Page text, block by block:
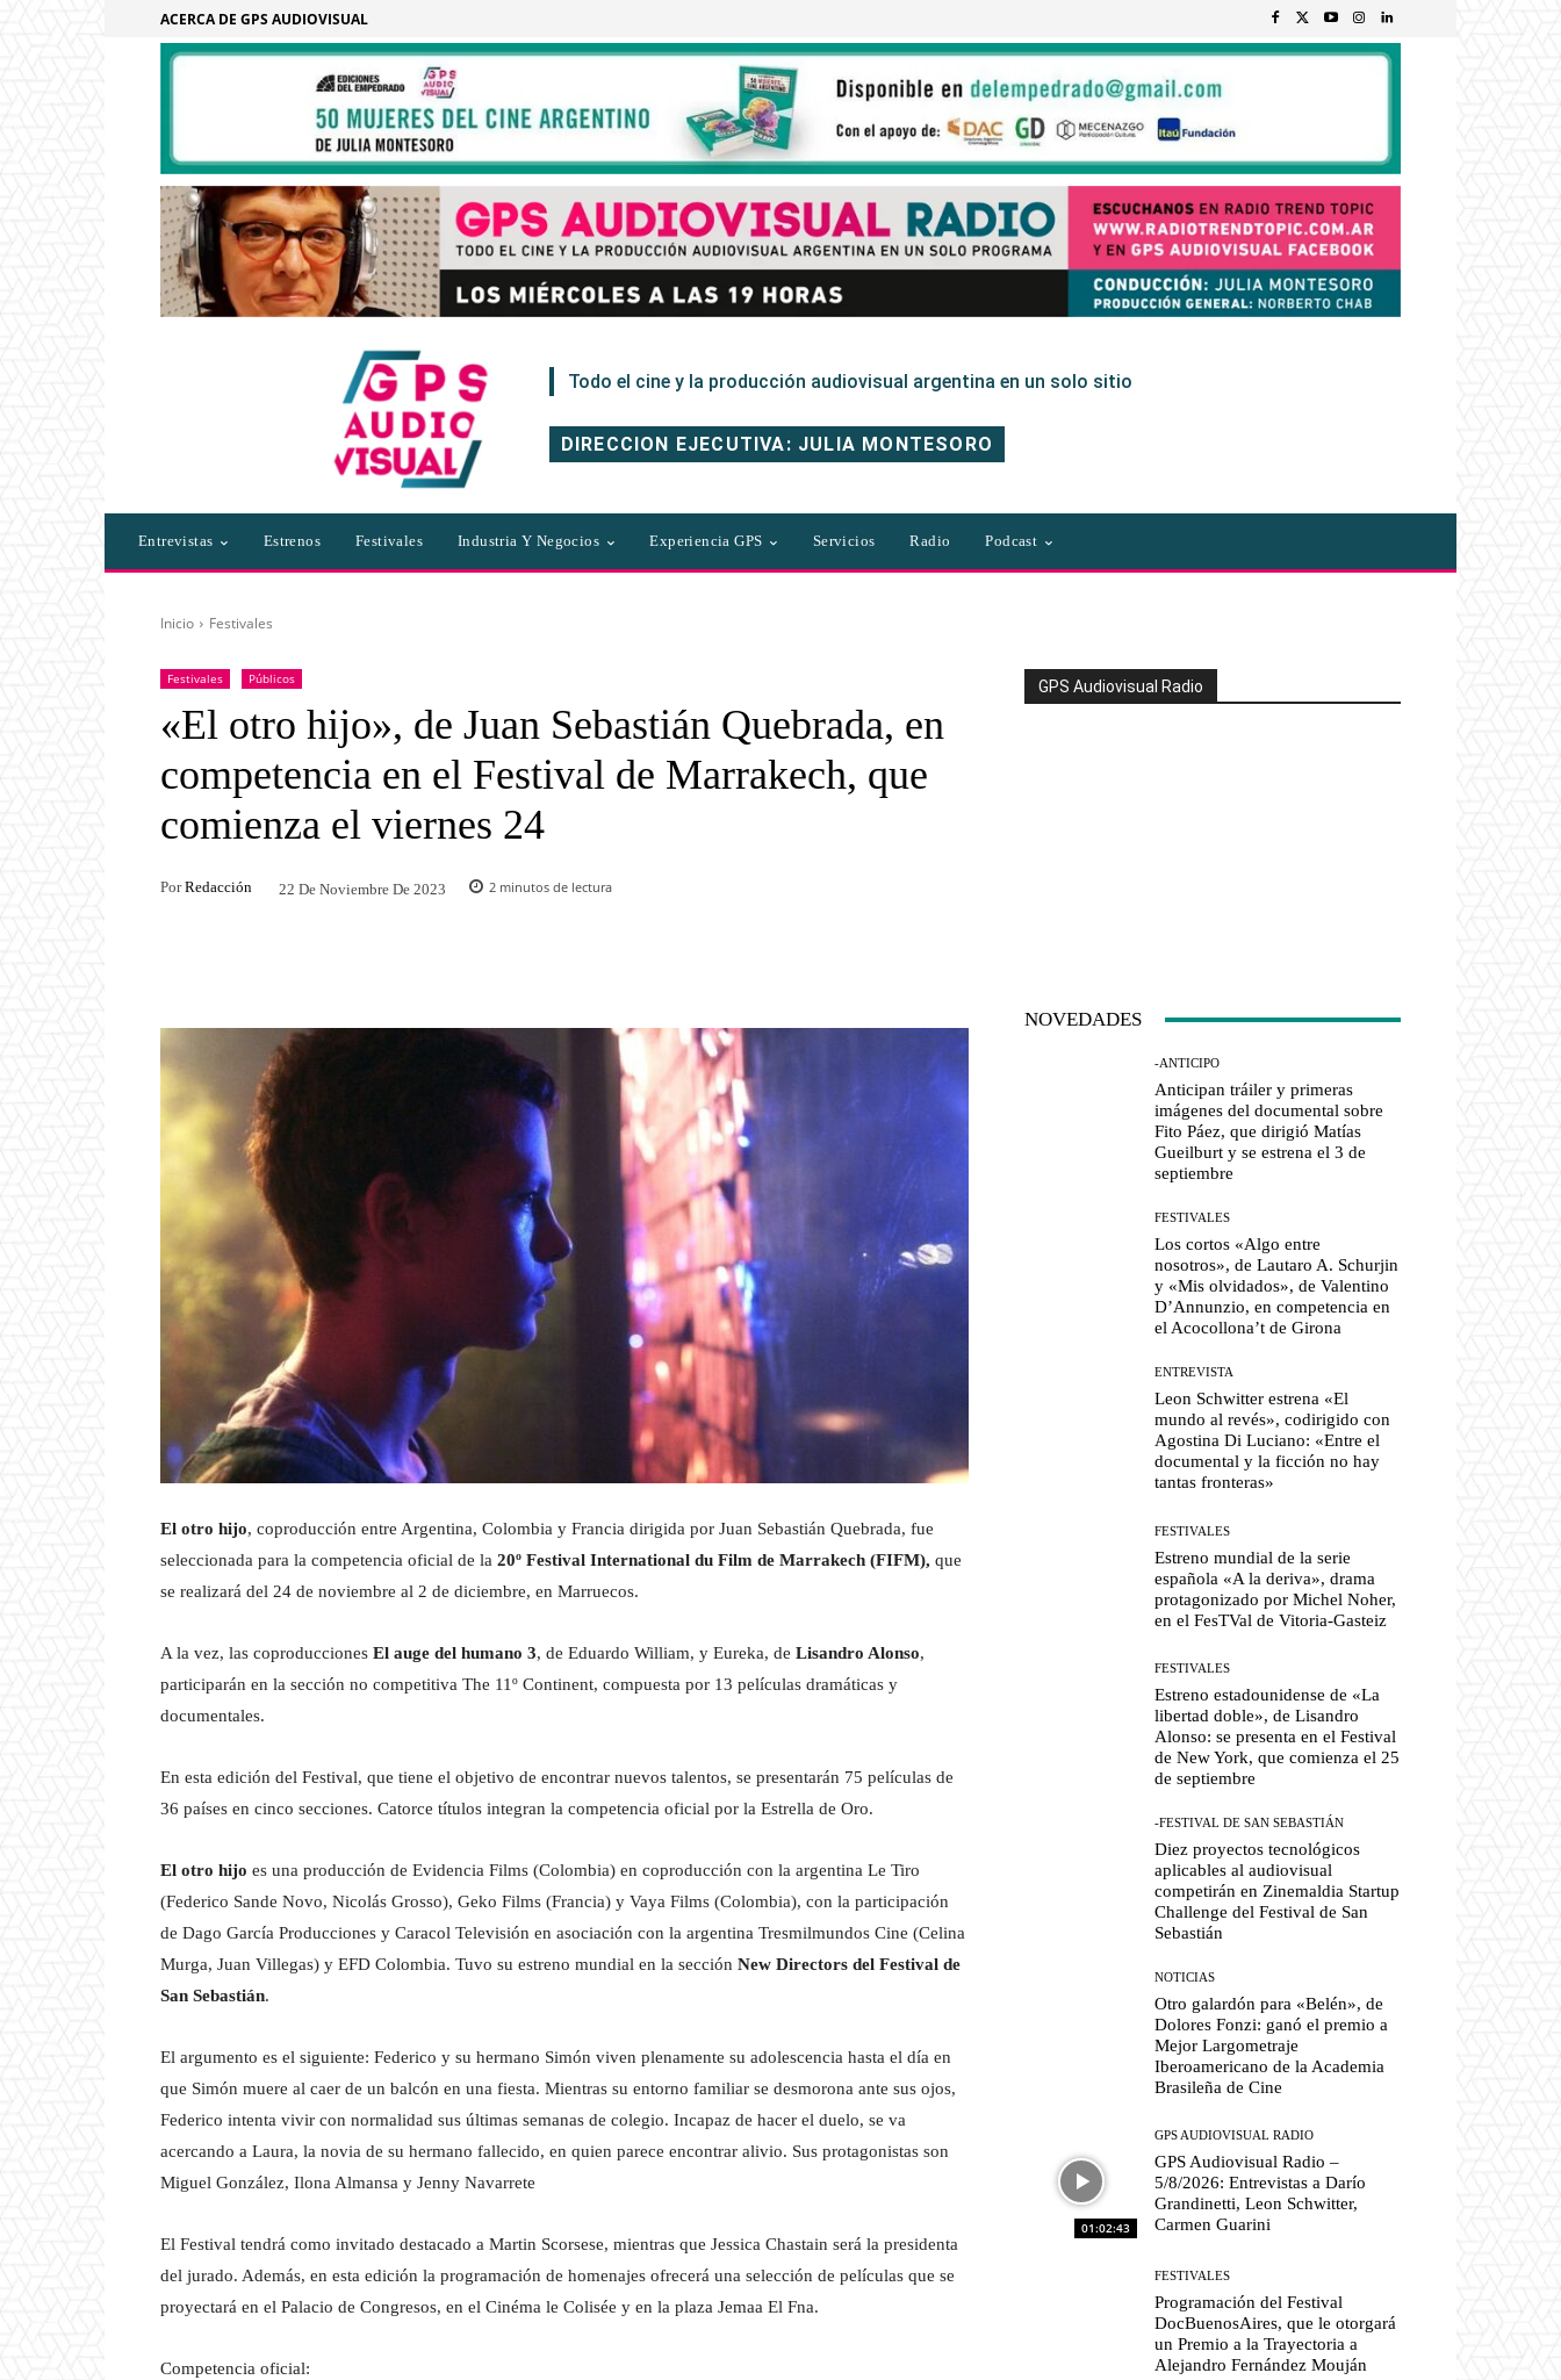
ACERCA DE GPS AUDIOVISUAL
Todo el cine y la producción audiovisual argentina en un solo sitio
DIRECCION EJECUTIVA: JULIA MONTESORO
Entrevistas Estrenos Festivales Industria Y Negocios Experiencia GPS Servicios Radio Podcast
Inicio Festivales
Festivales Públicos
«El otro hijo», de Juan Sebastián Quebrada, en
competencia en el Festival de Marrakech, que
comienza el viernes 24
Por Redacción 22 De Noviembre De 2023 2 minutos de lectura
El otro hijo, coproducción entre Argentina, Colombia y Francia dirigida por Juan Sebastián Quebrada, fue
seleccionada para la competencia oficial de la 20º Festival International du Film de Marrakech (FIFM), que
se realizará del 24 de noviembre al 2 de diciembre, en Marruecos.
A la vez, las coproducciones El auge del humano 3, de Eduardo William, y Eureka, de Lisandro Alonso,
participarán en la sección no competitiva The 11º Continent, compuesta por 13 películas dramáticas y
documentales.
En esta edición del Festival, que tiene el objetivo de encontrar nuevos talentos, se presentarán 75 películas de
36 países en cinco secciones. Catorce títulos integran la competencia oficial por la Estrella de Oro.
El otro hijo es una producción de Evidencia Films (Colombia) en coproducción con la argentina Le Tiro
(Federico Sande Novo, Nicolás Grosso), Geko Films (Francia) y Vaya Films (Colombia), con la participación
de Dago García Producciones y Caracol Televisión en asociación con la argentina Tresmilmundos Cine (Celina
Murga, Juan Villegas) y EFD Colombia. Tuvo su estreno mundial en la sección New Directors del Festival de
San Sebastián.
El argumento es el siguiente: Federico y su hermano Simón viven plenamente su adolescencia hasta el día en
que Simón muere al caer de un balcón en una fiesta. Mientras su entorno familiar se desmorona ante sus ojos,
Federico intenta vivir con normalidad sus últimas semanas de colegio. Incapaz de hacer el duelo, se va
acercando a Laura, la novia de su hermano fallecido, en quien parece encontrar alivio. Sus protagonistas son
Miguel González, Ilona Almansa y Jenny Navarrete
El Festival tendrá como invitado destacado a Martin Scorsese, mientras que Jessica Chastain será la presidenta
del jurado. Además, en esta edición la programación de homenajes ofrecerá una selección de películas que se
proyectará en el Palacio de Congresos, en el Cinéma le Colisée y en la plaza Jemaa El Fna.
Competencia oficial:
GPS Audiovisual Radio
NOVEDADES
-ANTICIPO
Anticipan tráiler y primeras
imágenes del documental sobre
Fito Páez, que dirigió Matías
Gueilburt y se estrena el 3 de
septiembre
FESTIVALES
Los cortos «Algo entre
nosotros», de Lautaro A. Schurjin
y «Mis olvidados», de Valentino
D’Annunzio, en competencia en
el Acocollona’t de Girona
ENTREVISTA
Leon Schwitter estrena «El
mundo al revés», codirigido con
Agostina Di Luciano: «Entre el
documental y la ficción no hay
tantas fronteras»
FESTIVALES
Estreno mundial de la serie
española «A la deriva», drama
protagonizado por Michel Noher,
en el FesTVal de Vitoria-Gasteiz
FESTIVALES
Estreno estadounidense de «La
libertad doble», de Lisandro
Alonso: se presenta en el Festival
de New York, que comienza el 25
de septiembre
-FESTIVAL DE SAN SEBASTIÁN
Diez proyectos tecnológicos
aplicables al audiovisual
competirán en Zinemaldia Startup
Challenge del Festival de San
Sebastián
NOTICIAS
Otro galardón para «Belén», de
Dolores Fonzi: ganó el premio a
Mejor Largometraje
Iberoamericano de la Academia
Brasileña de Cine
01:02:43
GPS AUDIOVISUAL RADIO
GPS Audiovisual Radio –
5/8/2026: Entrevistas a Darío
Grandinetti, Leon Schwitter,
Carmen Guarini
FESTIVALES
Programación del Festival
DocBuenosAires, que le otorgará
un Premio a la Trayectoria a
Alejandro Fernández Mouján